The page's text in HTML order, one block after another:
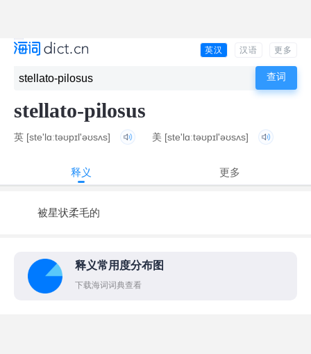
英汉 汉语 更多
stellato-pilosus
英 [ste'lɑːtəʊpɪl'əʊsʌs] 美 [ste'lɑːtəʊpɪl'əʊsʌs]
释义 更多
被星状柔毛的
释义常用度分布图
下载海词词典查看